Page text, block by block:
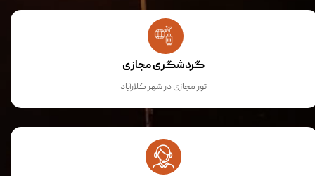
گردشگری مجازی
تور مجازی در شهر کلارآباد